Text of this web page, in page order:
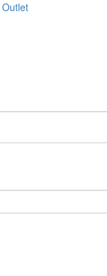
Outlet